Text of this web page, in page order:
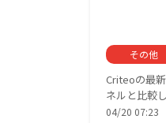
その他
Criteoの最
ネルと比較
04/20 07:23